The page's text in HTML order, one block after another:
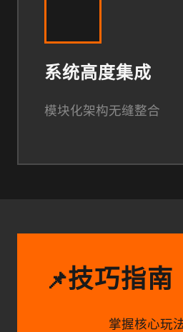
系统高度集成
模块化架构无缝整合
📌技巧指南
掌握核心玩